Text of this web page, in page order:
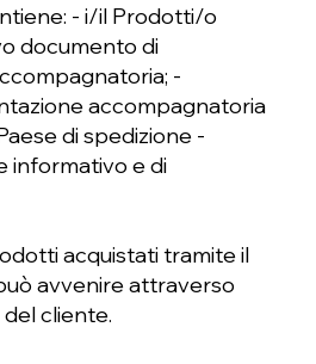
- i/il Prodotti/o
documento di
-
accompagnatoria
di spedizione -
informativo e di
acquistati tramite il
avvenire attraverso
cliente.